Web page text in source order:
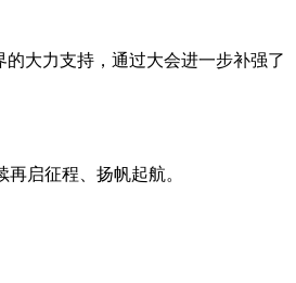
大力支持，通过大会进一步补强了
启征程、扬帆起航。